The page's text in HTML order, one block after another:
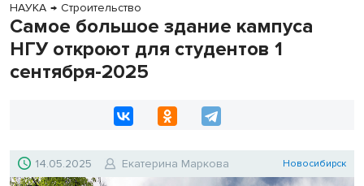
НАУКА → Строительство
Самое большое здание кампуса
НГУ откроют для студентов 1
сентября-2025
14.05.2025 Екатерина Маркова Новосибирск